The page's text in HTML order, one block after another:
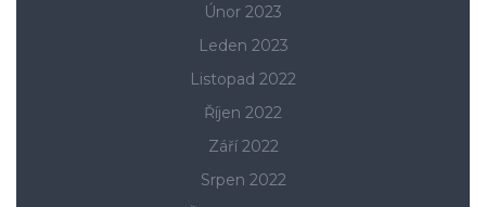
Únor 2023
Leden 2023
Listopad 2022
Říjen 2022
Září 2022
Srpen 2022